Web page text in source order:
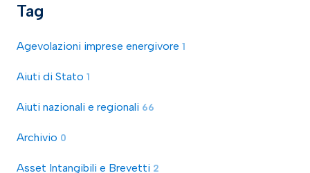
Tag
Agevolazioni imprese energivore 1
Aiuti di Stato 1
Aiuti nazionali e regionali 66
Archivio 0
Asset Intangibili e Brevetti 2